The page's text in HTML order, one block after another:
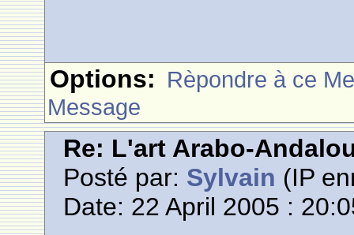
Options: Rèpondre à ce
Message
Re: L'art Arabo-
Posté par: Sylvain (IP
Date: 22 April 2005 :